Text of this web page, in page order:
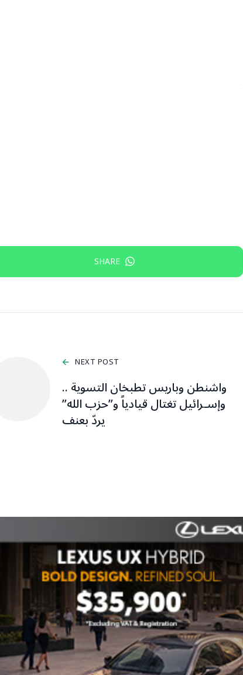
SHARE
NEXT POST
واشنطن وباريس تطبخان التسوية ..
وإسـرائيل تغتال قيادياً و”حزب الله”
يردّ بعنف